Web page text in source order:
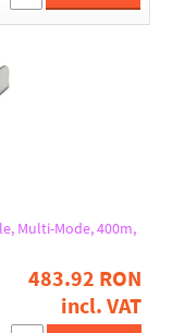
Multi-Mode, 400m,
483.92 RON
incl. VAT